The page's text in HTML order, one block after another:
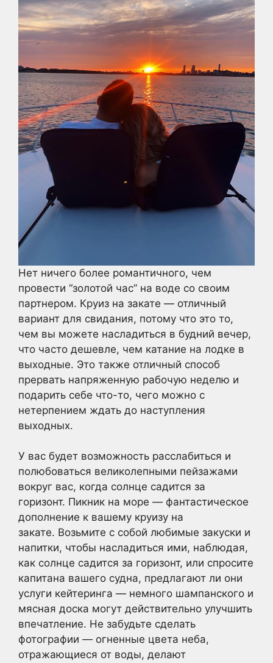
Нет ничего более романтичного, чем
провести “золотой час” на воде со своим
партнером. Круиз на закате — отличный
вариант для свидания, потому что это то,
чем вы можете насладиться в будний вечер,
что часто дешевле, чем катание на лодке в
выходные. Это также отличный способ
прервать напряженную рабочую неделю и
подарить себе что-то, чего можно с
нетерпением ждать до наступления
выходных.
У вас будет возможность расслабиться и
полюбоваться великолепными пейзажами
вокруг вас, когда солнце садится за
горизонт. Пикник на море — фантастическое
дополнение к вашему круизу на
закате. Возьмите с собой любимые закуски и
напитки, чтобы насладиться ими, наблюдая,
как солнце садится за горизонт, или спросите
капитана вашего судна, предлагают ли они
услуги кейтеринга — немного шампанского и
мясная доска могут действительно улучшить
впечатление. Не забудьте сделать
фотографии — огненные цвета неба,
отражающиеся от воды, делают